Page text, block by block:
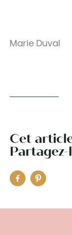
Marie Duval
Cet
Partagez-